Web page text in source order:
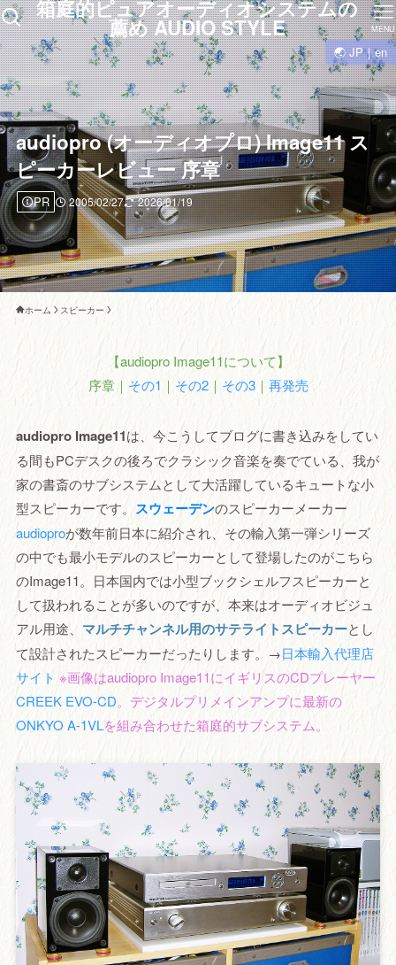
箱庭的ピュアオーディオシステムの
薦め AUDIO STYLE MENU
audiopro (オーディオプロ) Image11 ス
ピーカーレビュー 序章
PR 2005/02/27 2026/01/19
ホーム スピーカー
【audiopro Image11について】
序章｜ その1 ｜ その2｜ その3｜ 再発売
audiopro Image11は、今こうしてブログに書き込みをしてい
る間もPCデスクの後ろでクラシック音楽を奏でている、我が
家の書斎のサブシステムとして大活躍しているキュートな小
型スピーカーです。 スウェーデンのスピーカーメーカー
audioproが数年前日本に紹介され、その輸入第一弾シリーズ
の中でも最小モデルのスピーカーとして登場したのがこちら
のImage11。日本国内では小型ブックシェルフスピーカーと
して扱われることが多いのですが、本来はオーディオビジュ
アル用途、 マルチチャンネル用のサテライトスピーカーとし
て設計されたスピーカーだったりします。→日本輸入代理店
サイト ※画像はaudiopro Image11にイギリスのCDプレーヤー
CREEK EVO-CD。デジタルプリメインアンプに最新の
ONKYO A-1VLを組み合わせた箱庭的サブシステム。
🌏 JP｜en